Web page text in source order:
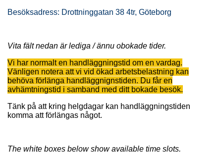
Besöksadress: Drottninggatan 38 4tr, Göteborg
Vita fält nedan är lediga / ännu obokade tider.
Vi har normalt en handläggningstid om en vardag.
Vänligen notera att vi vid ökad arbetsbelastning kan
behöva förlänga handläggnignstiden. Du får en
avhämtningstid i samband med ditt bokade besök.
Tänk på att kring helgdagar kan handläggningstiden
komma att förlängas något.
The white boxes below show available time slots.